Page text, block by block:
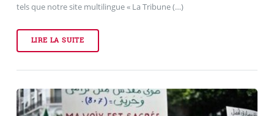
tels que notre site multilingue « La Tribune (…)
LIRE LA SUITE